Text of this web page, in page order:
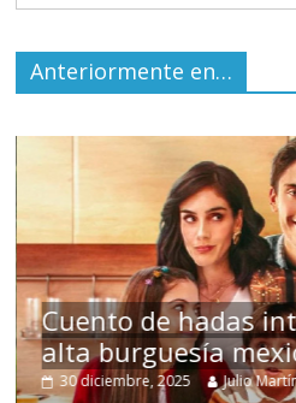
Anteriormente en…
Cuento de hadas
alta burguesía
30 diciembre, 2025 Julio